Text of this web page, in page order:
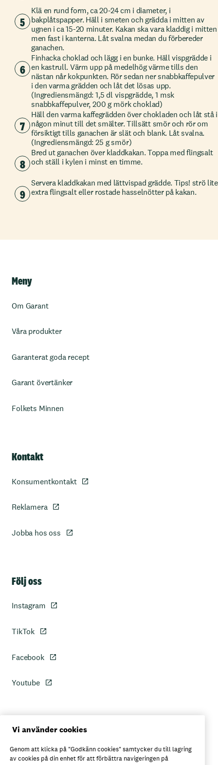
5
Klä en rund form, ca 20-24 cm i diameter, i
bakplåtspapper. Häll i smeten och grädda i mitten av
ugnen i ca 15-20 minuter. Kakan ska vara kladdig i mitten
men fast i kanterna. Låt svalna medan du förbereder
ganachen.
6
Finhacka choklad och lägg i en bunke. Häll vispgrädde i
en kastrull. Värm upp på medelhög värme tills den
nästan når kokpunkten. Rör sedan ner snabbkaffepulver
i den varma grädden och låt det lösas upp.
(Ingrediensmängd: 1,5 dl vispgrädde, 1 msk
snabbkaffepulver, 200 g mörk choklad)
7
Häll den varma kaffegrädden över chokladen och låt stå i
någon minut till det smälter. Tillsätt smör och rör om
försiktigt tills ganachen är slät och blank. Låt svalna.
(Ingrediensmängd: 25 g smör)
8
Bred ut ganachen över kladdkakan. Toppa med flingsalt
och ställ i kylen i minst en timme.
9
Servera kladdkakan med lättvispad grädde. Tips! strö lite
extra flingsalt eller rostade hasselnötter på kakan.
Meny
Om Garant
Våra produkter
Garanterat goda recept
Garant övertänker
Folkets Minnen
Kontakt
Konsumentkontakt
Reklamera
Jobba hos oss
Följ oss
Instagram
TikTok
Facebook
Youtube
Personuppgiftspolicy
Axfoods integritetspolicy
Vi använder cookies
Genom att klicka på "Godkänn cookies" samtycker du till lagring
av cookies på din enhet för att förbättra navigeringen på